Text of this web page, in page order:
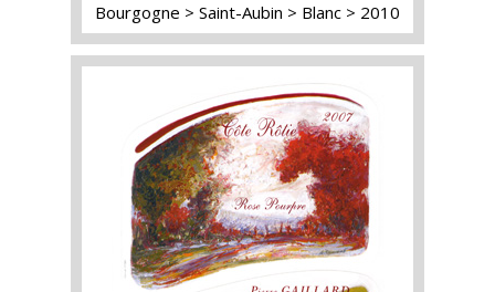
Bourgogne Saint-Aubin Blanc 2010